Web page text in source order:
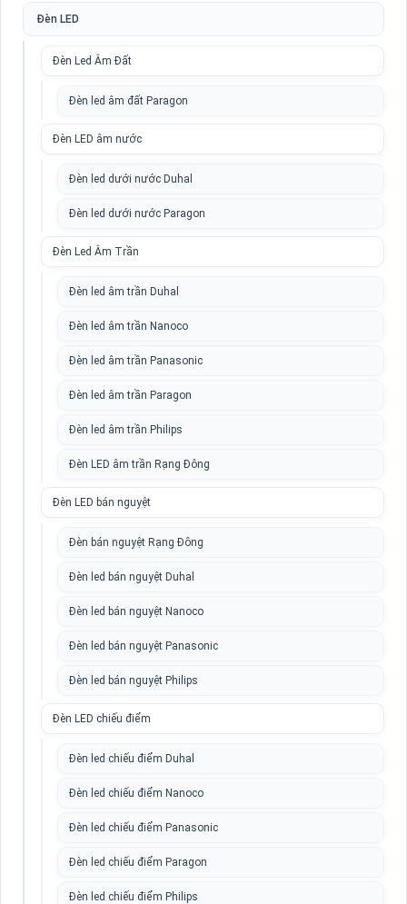
Đèn LED
Đèn Led Âm Đất
Đèn led âm đất Paragon
Đèn LED âm nước
Đèn led dưới nước Duhal
Đèn led dưới nước Paragon
Đèn Led Âm Trần
Đèn led âm trần Duhal
Đèn led âm trần Nanoco
Đèn led âm trần Panasonic
Đèn led âm trần Paragon
Đèn led âm trần Philips
Đèn LED âm trần Rạng Đông
Đèn LED bán nguyệt
Đèn bán nguyệt Rạng Đông
Đèn led bán nguyệt Duhal
Đèn led bán nguyệt Nanoco
Đèn led bán nguyệt Panasonic
Đèn led bán nguyệt Philips
Đèn LED chiếu điểm
Đèn led chiếu điểm Duhal
Đèn led chiếu điểm Nanoco
Đèn led chiếu điểm Panasonic
Đèn led chiếu điểm Paragon
Đèn led chiếu điểm Philips